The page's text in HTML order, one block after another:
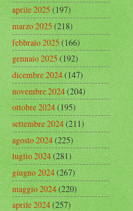
aprile 2025(197)
marzo 2025(218)
febbraio 2025(166)
gennaio 2025(192)
dicembre 2024(147)
novembre 2024(204)
ottobre 2024(195)
settembre 2024(211)
agosto 2024(225)
luglio 2024(281)
giugno 2024(267)
maggio 2024(220)
aprile 2024(257)